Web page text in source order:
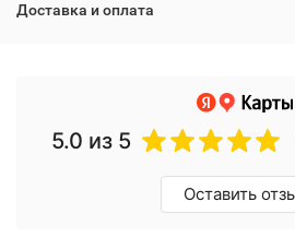
Доставка и оплата